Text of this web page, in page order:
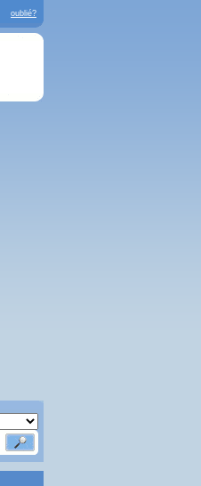
oublié?